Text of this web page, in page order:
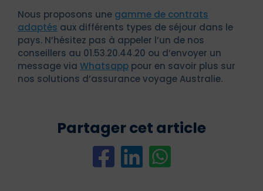
Nous proposons une gamme de contrats
adaptés aux différents types de séjour dans le
pays. N’hésitez pas à appeler l’un de nos
conseillers au 01.53.20.44.20 ou d’envoyer un
message via Whatsapp pour en savoir plus sur
nos solutions d’assurance voyage Australie.
Partager cet article